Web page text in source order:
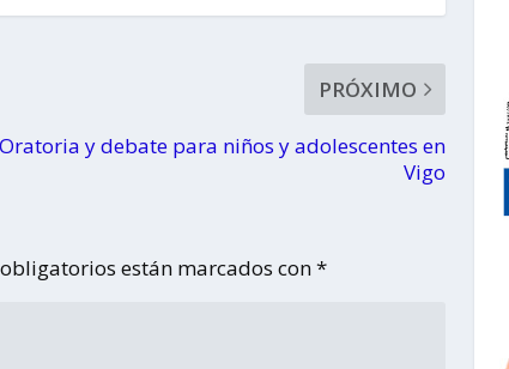
PRÓXIMO
Oratoria y debate para niños y adolescentes en
Vigo
están marcados con*